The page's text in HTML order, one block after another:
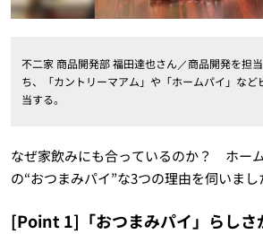
不二家 商品開発部 福田達也さん／商品開発を担
ち、「カントリーマアム」や「ホームパイ」など
当する。
なぜ家飲みにも合っているのか？ ホー
の“おつまみパイ”な3つの理由を伺いまし
[Point 1]「おつまみパイ」らしさ